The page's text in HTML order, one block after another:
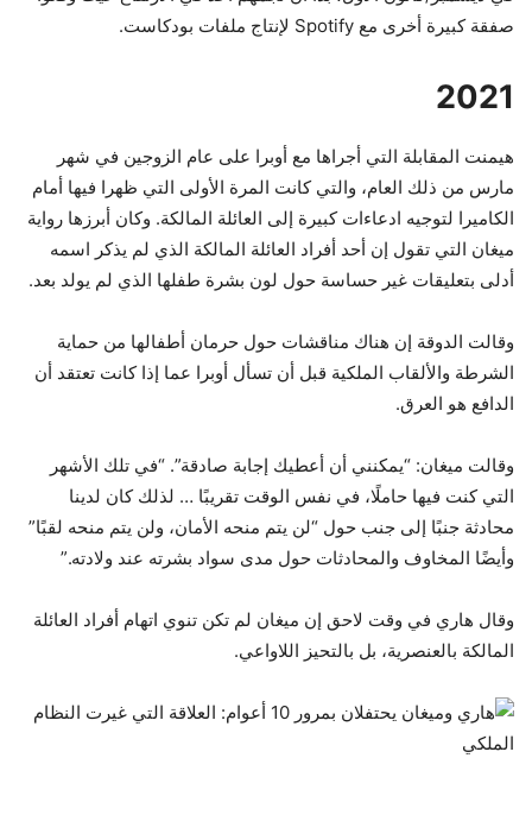
صفقة كبيرة أخرى مع Spotify لإنتاج ملفات بودكاست.
2021
هيمنت المقابلة التي أجراها مع أوبرا على عام الزوجين في شهر
مارس من ذلك العام، والتي كانت المرة الأولى التي ظهرا فيها أمام
الكاميرا لتوجيه ادعاءات كبيرة إلى العائلة المالكة. وكان أبرزها رواية
ميغان التي تقول إن أحد أفراد العائلة المالكة الذي لم يذكر اسمه
أدلى بتعليقات غير حساسة حول لون بشرة طفلها الذي لم يولد بعد.
وقالت الدوقة إن هناك مناقشات حول حرمان أطفالها من حماية
الشرطة والألقاب الملكية قبل أن تسأل أوبرا عما إذا كانت تعتقد أن
الدافع هو العرق.
وقالت ميغان: “يمكنني أن أعطيك إجابة صادقة”. “في تلك الأشهر
التي كنت فيها حاملًا، في نفس الوقت تقريبًا … لذلك كان لدينا
محادثة جنبًا إلى جنب حول “لن يتم منحه الأمان، ولن يتم منحه لقبًا”
وأيضًا المخاوف والمحادثات حول مدى سواد بشرته عند ولادته.”
وقال هاري في وقت لاحق إن ميغان لم تكن تنوي اتهام أفراد العائلة
المالكة بالعنصرية، بل بالتحيز اللاواعي.